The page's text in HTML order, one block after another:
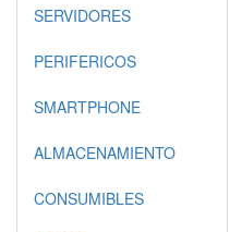
SERVIDORES
PERIFERICOS
SMARTPHONE
ALMACENAMIENTO
CONSUMIBLES